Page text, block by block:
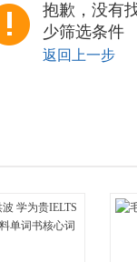
抱歉，没有
少筛选条件
返回上一步